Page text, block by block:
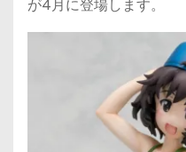
が4月に登場します。